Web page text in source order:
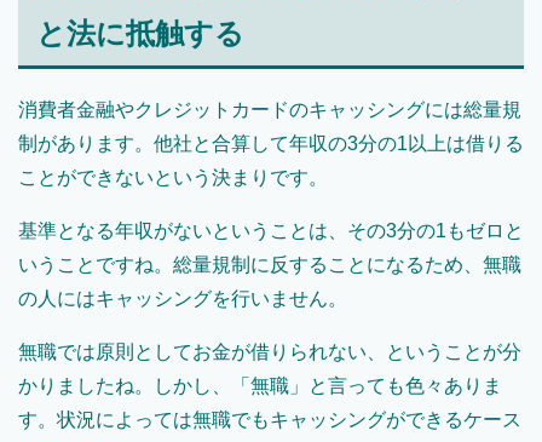
と法に抵触する
消費者金融やクレジットカードのキャッシングには総量規
制があります。他社と合算して年収の3分の1以上は借りる
ことができないという決まりです。
基準となる年収がないということは、その3分の1もゼロと
いうことですね。総量規制に反することになるため、無職
の人にはキャッシングを行いません。
無職では原則としてお金が借りられない、ということが分
かりましたね。しかし、「無職」と言っても色々ありま
す。状況によっては無職でもキャッシングができるケース